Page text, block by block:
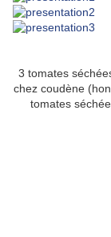
3 tomates
chez coudène
tomates